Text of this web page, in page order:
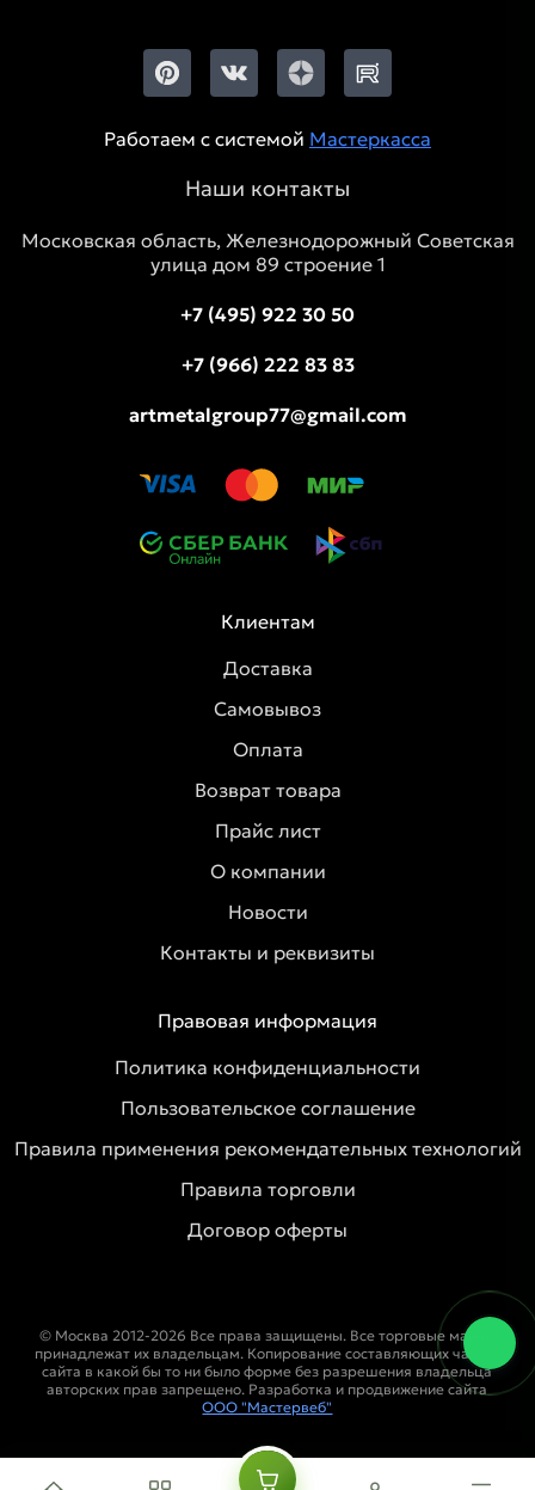
Работаем с системой Мастеркасса
Наши контакты
Московская область, Железнодорожный Советская
улица дом 89 строение 1
+7 (495) 922 30 50
+7 (966) 222 83 83
artmetalgroup77@gmail.com
Клиентам
Доставка
Самовывоз
Оплата
Возврат товара
Прайс лист
О компании
Новости
Контакты и реквизиты
Правовая информация
Политика конфиденциальности
Пользовательское соглашение
Правила применения рекомендательных технологий
Правила торговли
Договор оферты
© Москва 2012-2026 Все права защищены. Все торговые марки
принадлежат их владельцам. Копирование составляющих частей
сайта в какой бы то ни было форме без разрешения владельца
авторских прав запрещено. Разработка и продвижение сайта
ООО "Мастервеб"